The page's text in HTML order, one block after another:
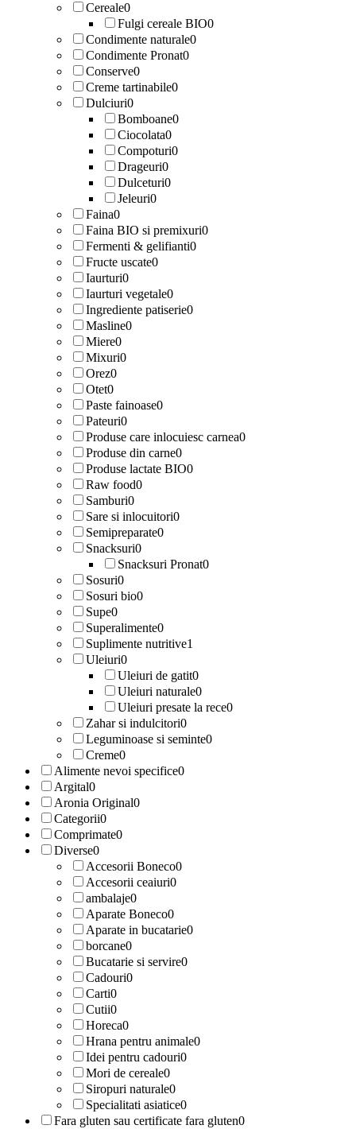
Cereale0
Fulgi cereale BIO0
Condimente naturale0
Condimente Pronat0
Conserve0
Creme tartinabile0
Dulciuri0
Bomboane0
Ciocolata0
Compoturi0
Drageuri0
Dulceturi0
Jeleuri0
Faina0
Faina BIO si premixuri0
Fermenti & gelifianti0
Fructe uscate0
Iaurturi0
Iaurturi vegetale0
Ingrediente patiserie0
Masline0
Miere0
Mixuri0
Orez0
Otet0
Paste fainoase0
Pateuri0
Produse care inlocuiesc carnea0
Produse din carne0
Produse lactate BIO0
Raw food0
Samburi0
Sare si inlocuitori0
Semipreparate0
Snacksuri0
Snacksuri Pronat0
Sosuri0
Sosuri bio0
Supe0
Superalimente0
Suplimente nutritive1
Uleiuri0
Uleiuri de gatit0
Uleiuri naturale0
Uleiuri presate la rece0
Zahar si indulcitori0
Leguminoase si seminte0
Creme0
Alimente nevoi specifice0
Argital0
Aronia Original0
Categorii0
Comprimate0
Diverse0
Accesorii Boneco0
Accesorii ceaiuri0
ambalaje0
Aparate Boneco0
Aparate in bucatarie0
borcane0
Bucatarie si servire0
Cadouri0
Carti0
Cutii0
Horeca0
Hrana pentru animale0
Idei pentru cadouri0
Mori de cereale0
Siropuri naturale0
Specialitati asiatice0
Fara gluten sau certificate fara gluten0